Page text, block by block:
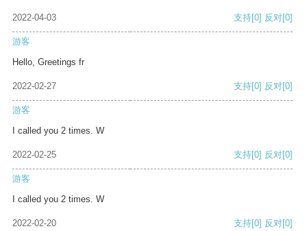
2022-04-03 支持[0] 反对[0]
游客
Hello, Greetings fr
2022-02-27 支持[0] 反对[0]
游客
I called you 2 times. W
2022-02-25 支持[0] 反对[0]
游客
I called you 2 times. W
2022-02-20 支持[0] 反对[0]